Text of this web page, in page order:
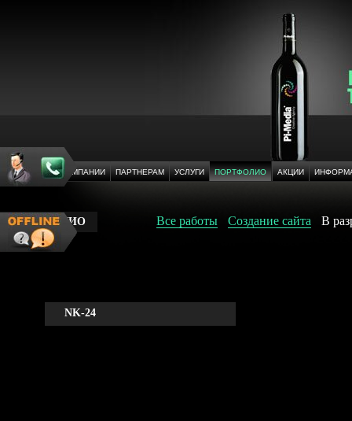
ГЛАВНАЯ О КОМПАНИИ ПАРТНЕРАМ УСЛУГИ ПОРТФОЛИО АКЦИИ
ПОРТФОЛИО Все работы Создание сайта В
NK-24